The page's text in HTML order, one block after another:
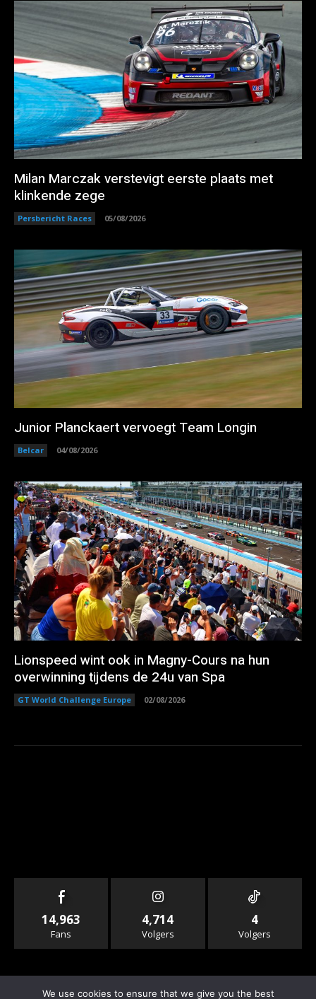
Milan Marczak verstevigt eerste plaats met
klinkende zege
Persbericht Races 05/08/2026
Junior Planckaert vervoegt Team Longin
Belcar 04/08/2026
Lionspeed wint ook in Magny-Cours na hun
overwinning tijdens de 24u van Spa
GT World Challenge Europe 02/08/2026
14,963
Fans
4,714
Volgers
4
Volgers
We use cookies to ensure that we give you the best